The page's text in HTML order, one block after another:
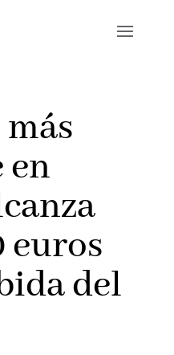
en
euros
del